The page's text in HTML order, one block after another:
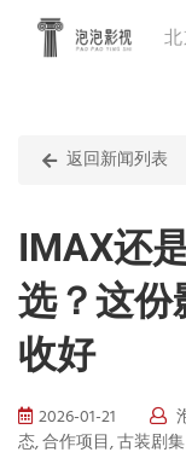
返回新闻列表
IMAX还
选？这份
收好
2026-01-21
态, 合作项目, 古装剧集